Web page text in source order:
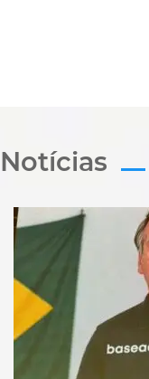
Notícias